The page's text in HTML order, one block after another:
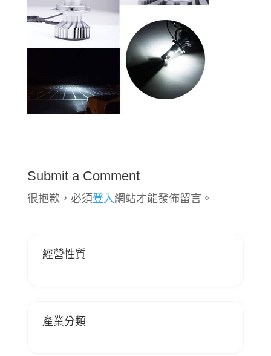
Submit a Comment
很抱歉，必須登入網站才能發佈留言。
經營性質
產業分類